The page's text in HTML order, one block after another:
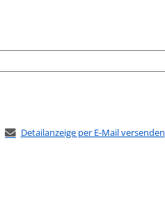
Detailanzeige per E-Mail versenden